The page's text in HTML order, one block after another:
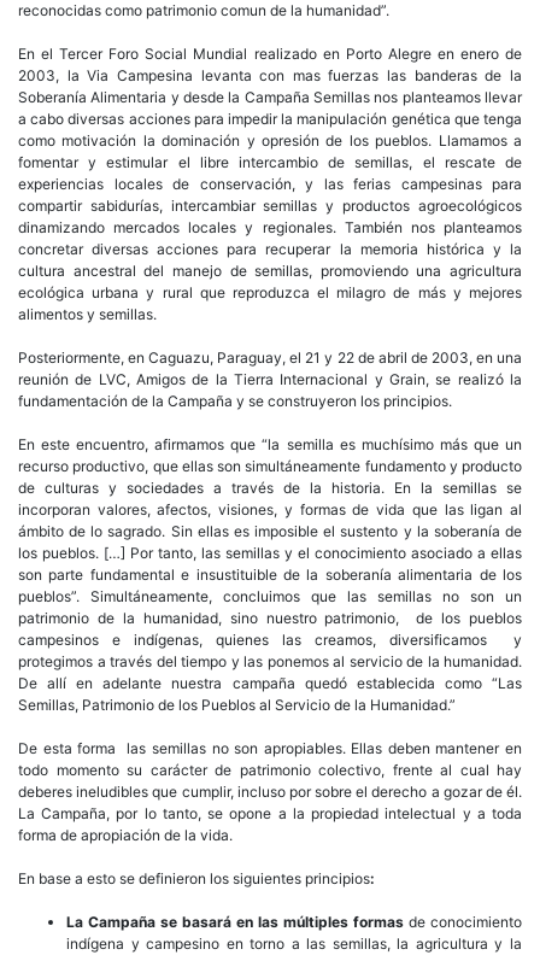
reconocidas como patrimonio comun de la humanidad”.
En el Tercer Foro Social Mundial realizado en Porto Alegre en enero de
2003, la Via Campesina levanta con mas fuerzas las banderas de la
Soberanía Alimentaria y desde la Campaña Semillas nos planteamos llevar
a cabo diversas acciones para impedir la manipulación genética que tenga
como motivación la dominación y opresión de los pueblos. Llamamos a
fomentar y estimular el libre intercambio de semillas, el rescate de
experiencias locales de conservación, y las ferias campesinas para
compartir sabidurías, intercambiar semillas y productos agroecológicos
dinamizando mercados locales y regionales. También nos planteamos
concretar diversas acciones para recuperar la memoria histórica y la
cultura ancestral del manejo de semillas, promoviendo una agricultura
ecológica urbana y rural que reproduzca el milagro de más y mejores
alimentos y semillas.
Posteriormente, en Caguazu, Paraguay, el 21 y 22 de abril de 2003, en una
reunión de LVC, Amigos de la Tierra Internacional y Grain, se realizó la
fundamentación de la Campaña y se construyeron los principios.
En este encuentro, afirmamos que “la semilla es muchísimo más que un
recurso productivo, que ellas son simultáneamente fundamento y producto
de culturas y sociedades a través de la historia. En la semillas se
incorporan valores, afectos, visiones, y formas de vida que las ligan al
ámbito de lo sagrado. Sin ellas es imposible el sustento y la soberanía de
los pueblos. […] Por tanto, las semillas y el conocimiento asociado a ellas
son parte fundamental e insustituible de la soberanía alimentaria de los
pueblos”. Simultáneamente, concluimos que las semillas no son un
patrimonio de la humanidad, sino nuestro patrimonio, de los pueblos
campesinos e indígenas, quienes las creamos, diversificamos y
protegimos a través del tiempo y las ponemos al servicio de la humanidad.
De allí en adelante nuestra campaña quedó establecida como “Las
Semillas, Patrimonio de los Pueblos al Servicio de la Humanidad.”
De esta forma las semillas no son apropiables. Ellas deben mantener en
todo momento su carácter de patrimonio colectivo, frente al cual hay
deberes ineludibles que cumplir, incluso por sobre el derecho a gozar de él.
La Campaña, por lo tanto, se opone a la propiedad intelectual y a toda
forma de apropiación de la vida.
En base a esto se definieron los siguientes principios:
La Campaña se basará en las múltiples formas de conocimiento
indígena y campesino en torno a las semillas, la agricultura y la